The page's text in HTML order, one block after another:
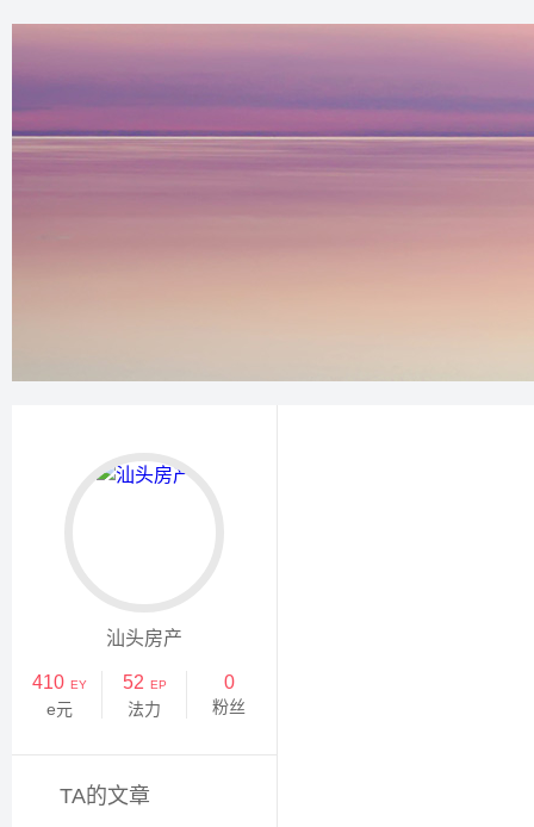
汕头房产
410 EY
e元
52 EP
法力
0
粉丝
TA的文章